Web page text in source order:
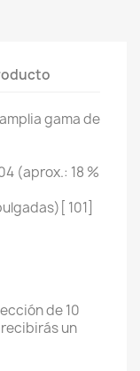
gama de
(aprox.: 18 %
101]
de 10
un